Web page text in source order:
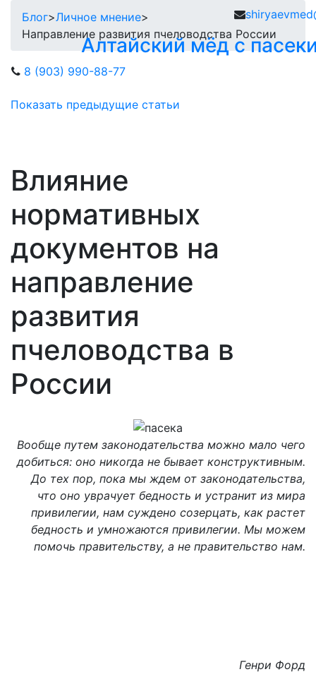
Алтайский мёд с
8 (903) 990-88-77
Блог>Личное мнение>
Направление развития пчеловодства России
Показать предыдущие статьи
Влияние
нормативных
документов на
направление
развития
пчеловодства в
России
Вообще путем законодательства можно мало чего
добиться: оно никогда не бывает конструктивным.
До тех пор, пока мы ждем от законодательства,
что оно уврачует бедность и устранит из мира
привилегии, нам суждено созерцать, как растет
бедность и умножаются привилегии. Мы можем
помочь правительству, а не правительство нам.
Генри Форд